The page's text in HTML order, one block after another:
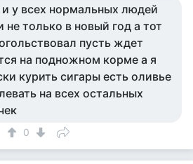
у всех нормальных людей
не только в новый год а тот
пусть ждет
на подножном корме а я
курить сигары есть оливье
на всех остальных
0